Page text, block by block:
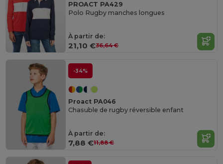
PROACT PA429
Polo Rugby manches longues
À partir de:
21,10 €36,64 €
-34%
Proact PA046
Chasuble de rugby réversible enfant
À partir de:
7,88 €11,88 €